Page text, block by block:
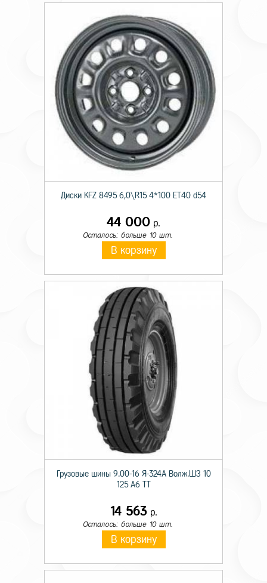
Диски KFZ 8495 6,0\R15 4*100 ET40 d54
44 000 р.
Осталось: больше 10 шт.
В корзину
Грузовые шины 9.00-16 Я-324А Волж.ШЗ 10
125 A6 TT
14 563р.
Осталось: больше 10 шт.
В корзину